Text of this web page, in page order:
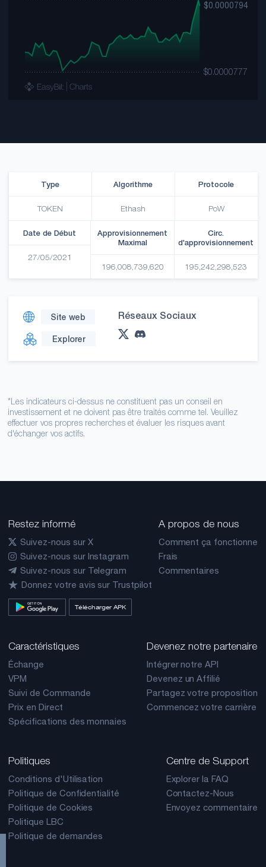
Type
TOKEN
Algorithme
Ethash
Protocole
PoW
Date de Début
27/05/2021
Approvisionnement
Maximal
196,008,739,620
Circ.
d'approvisionnement
195,242,298,523
Site web
Explorer
Réseaux Sociaux
*Les indicateurs ci-dessus ne constituent pas un conseil en
investissement et ne doivent pas être traités comme tel. Veuillez
effectuer vos propres recherches et évaluer les risques avant
d'échanger vos actifs.
Restez informé
Suivez-nous sur X
Suivez-nous sur Instagram
Suivez-nous sur Telegram
Donnez votre avis sur Trustpilot
Télécharger APK
A propos de nous
Comment ça fonctionne
Frais
Commentaires
Caractéristiques
Échange
VPM
Suivi de Commande
Prix en Direct
Spécifications des monnaies
Devenez notre partenaire
Intégrer notre API
Devenez un Affilié
Partagez votre proposition
Commencez votre carrière
Politiques
Conditions d'Utilisation
Politique de Confidentialité
Politique de Cookies
Politique LBC
Politique de demandes
Centre de Support
Explorer la FAQ
Contactez-Nous
Envoyez commentaire